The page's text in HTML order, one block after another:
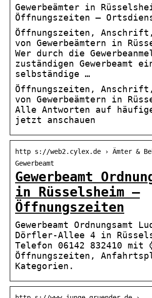
Gewerbeämter in
Öffnungszeiten –
Öffnungszeiten,
von Gewerbeämtern in
Wer durch die
zuständigen Gewerbeamt
selbständige …
Öffnungszeiten,
von Gewerbeämtern in
Alle Antworten auf
jetzt anschauen
http s://web2.cylex.de › Ämter &
Gewerbeamt
Gewerbeamt
in Rüsselsheim –
Öffnungszeiten
Gewerbeamt Ordnungsamt
Dörfler-Allee 4 in
Telefon 06142 832410 mit
Öffnungszeiten,
Kategorien.